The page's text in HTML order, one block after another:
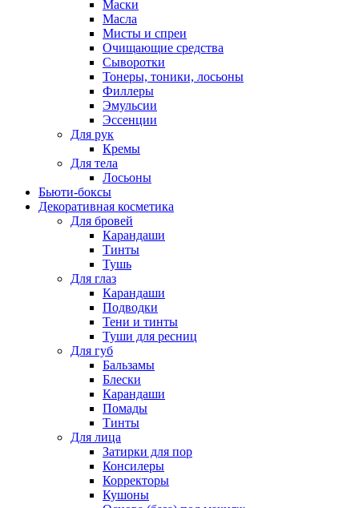
Маски
Масла
Мисты и спреи
Очищающие средства
Сыворотки
Тонеры, тоники, лосьоны
Филлеры
Эмульсии
Эссенции
Для рук
Кремы
Для тела
Лосьоны
Бьюти-боксы
Декоративная косметика
Для бровей
Карандаши
Тинты
Тушь
Для глаз
Карандаши
Подводки
Тени и тинты
Туши для ресниц
Для губ
Бальзамы
Блески
Карандаши
Помады
Тинты
Для лица
Затирки для пор
Консилеры
Корректоры
Кушоны